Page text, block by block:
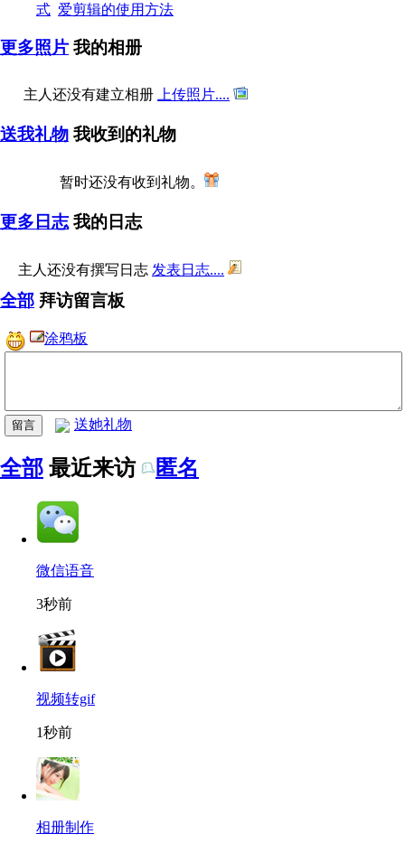
式 爱剪辑的使用方法
更多照片 我的相册
主人还没有建立相册 上传照片....
送我礼物 我收到的礼物
暂时还没有收到礼物。
更多日志 我的日志
主人还没有撰写日志 发表日志....
全部 拜访留言板
涂鸦板
送她礼物
全部 最近来访 匿名
微信语音
3秒前
视频转gif
1秒前
相册制作